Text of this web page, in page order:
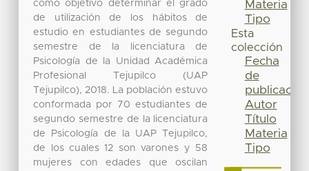
como objetivo determinar el grado
de utilización de los hábitos de
estudio en estudiantes de segundo
semestre de la licenciatura de
Psicología de la Unidad Académica
Profesional Tejupilco (UAP
Tejupilco), 2018. La población estuvo
conformada por 70 estudiantes de
segundo semestre de la licenciatura
de Psicología de la UAP Tejupilco,
de los cuales 12 son varones y 58
mujeres con edades que oscilan
Materia
Tipo
Esta
colección
Fecha
de
publicación
Autor
Título
Materia
Tipo